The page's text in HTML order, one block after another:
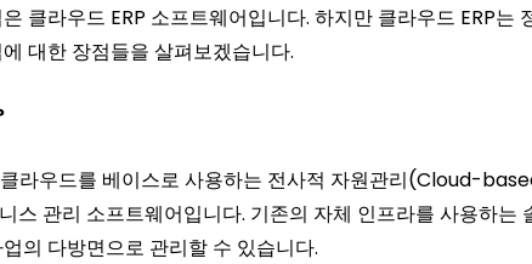
클라우드 ERP 소프트웨어입니다. 하지만 클라우드 ERP
대한 장점들을 살펴보겠습니다.
클라우드를 베이스로 사용하는 전사적 자원관리(Cloud-
스 관리 소프트웨어입니다. 기존의 자체 인프라를 사용하
의 다방면으로 관리할 수 있습니다.